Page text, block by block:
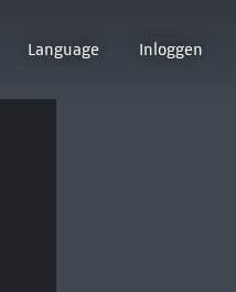
Language Inloggen